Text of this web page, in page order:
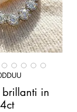
brillanti in